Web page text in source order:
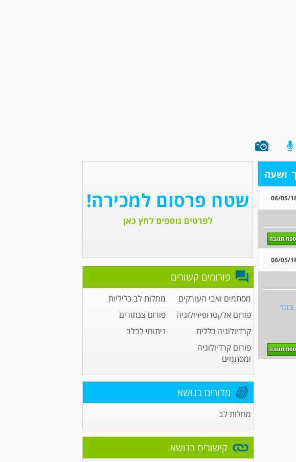
ושעה
פורומים קשורים
מסתמים ואבי העורקים
מחלות לב כליליות
פורום אלקטרופיזיולוגיה
פורום צנתורים
קרדיולוגיה כללית
ניתוחי לבלב
פורום קרדיולוגיה
ומסתמים
מדורים בנושא
מחלות לב
קישורים בנושא